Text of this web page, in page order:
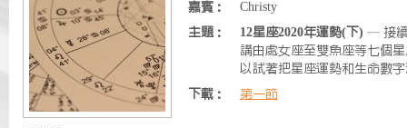
嘉賓：
Christy
主題：
12星座2020年運勢(下) — 接續
講由處女座至雙魚座等七個
以試著把星座運勢和生命數
下載：
第一節